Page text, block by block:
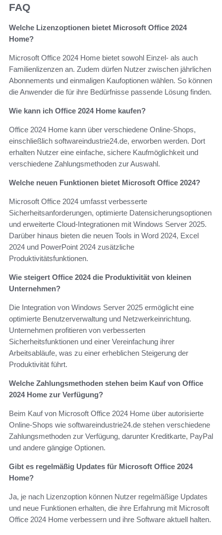
FAQ
Welche Lizenzoptionen bietet Microsoft Office 2024
Home?
Microsoft Office 2024 Home bietet sowohl Einzel- als auch
Familienlizenzen an. Zudem dürfen Nutzer zwischen jährlichen
Abonnements und einmaligen Kaufoptionen wählen. So können
die Anwender die für ihre Bedürfnisse passende Lösung finden.
Wie kann ich Office 2024 Home kaufen?
Office 2024 Home kann über verschiedene Online-Shops,
einschließlich softwareindustrie24.de, erworben werden. Dort
erhalten Nutzer eine einfache, sichere Kaufmöglichkeit und
verschiedene Zahlungsmethoden zur Auswahl.
Welche neuen Funktionen bietet Microsoft Office 2024?
Microsoft Office 2024 umfasst verbesserte
Sicherheitsanforderungen, optimierte Datensicherungsoptionen
und erweiterte Cloud-Integrationen mit Windows Server 2025.
Darüber hinaus bieten die neuen Tools in Word 2024, Excel
2024 und PowerPoint 2024 zusätzliche
Produktivitätsfunktionen.
Wie steigert Office 2024 die Produktivität von kleinen
Unternehmen?
Die Integration von Windows Server 2025 ermöglicht eine
optimierte Benutzerverwaltung und Netzwerkeinrichtung.
Unternehmen profitieren von verbesserten
Sicherheitsfunktionen und einer Vereinfachung ihrer
Arbeitsabläufe, was zu einer erheblichen Steigerung der
Produktivität führt.
Welche Zahlungsmethoden stehen beim Kauf von Office
2024 Home zur Verfügung?
Beim Kauf von Microsoft Office 2024 Home über autorisierte
Online-Shops wie softwareindustrie24.de stehen verschiedene
Zahlungsmethoden zur Verfügung, darunter Kreditkarte, PayPal
und andere gängige Optionen.
Gibt es regelmäßig Updates für Microsoft Office 2024
Home?
Ja, je nach Lizenzoption können Nutzer regelmäßige Updates
und neue Funktionen erhalten, die ihre Erfahrung mit Microsoft
Office 2024 Home verbessern und ihre Software aktuell halten.